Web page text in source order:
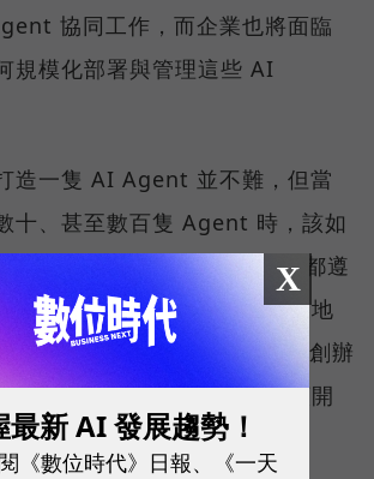
協同工作，而企業也將面臨
規模化部署與管理這些 AI
造一隻 AI Agent 並不難，但當
十、甚至數百隻 Agent 時，該如
效管理，並確保每位 AI 員工都遵
範與治理機制，成了普遍的落地
8 Studio 雲發互動科技創辦
龍認為，解方就在於一套兼顧開
力的平台。
X
最新 AI 發展趨勢！
《數位時代》日報、《一天